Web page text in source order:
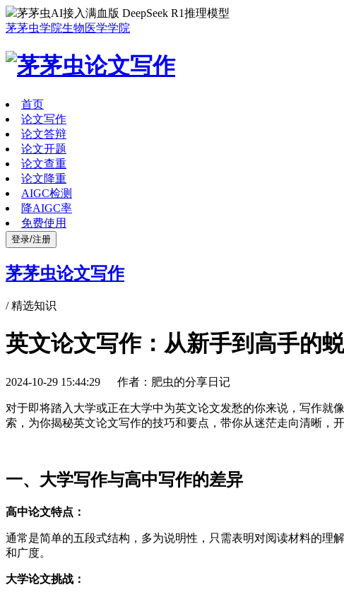
茅茅虫AI接入满血版 DeepSeek R1推理模型
茅茅虫学院生物医学学院
首页
论文写作
论文答辩
论文开题
论文查重
论文降重
AIGC检测
降AIGC率
免费使用
登录/注册
茅茅虫论文写作
/精选知识
英文论文写作：从新手到高手的
2024-10-29 15:44:29 作者：肥虫的分享日记
对于即将踏入大学或正在大学中为英文论文发愁的你来说，写作就
索，为你揭秘英文论文写作的技巧和要点，带你从迷茫走向清晰，开
一、大学写作与高中写作的差异
高中论文特点：
通常是简单的五段式结构，多为说明性，只需表明对阅读材料的理
和广度。
大学论文挑战：